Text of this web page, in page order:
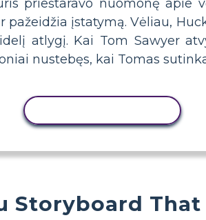
prieštaravo nuomonę apie
įstatymą. Vėliau,
atlygį. Kai Tom Sawyer
nustebęs, kai Tomas
Storyboard